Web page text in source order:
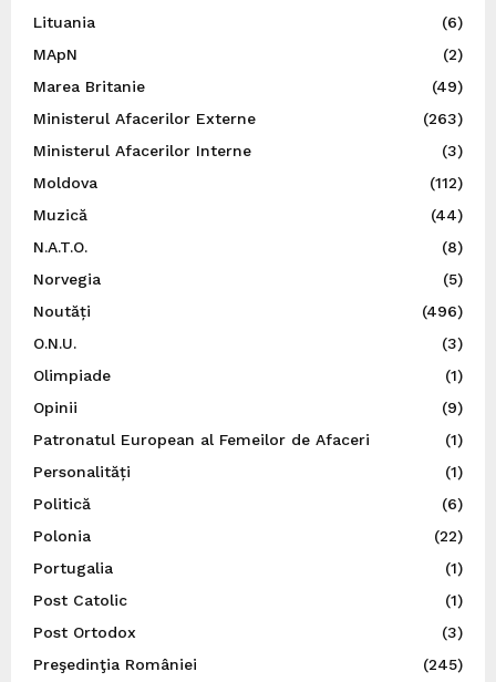
Lituania
(6)
MApN
(2)
Marea Britanie
(49)
Ministerul Afacerilor Externe
(263)
Ministerul Afacerilor Interne
(3)
Moldova
(112)
Muzică
(44)
N.A.T.O.
(8)
Norvegia
(5)
Noutăți
(496)
O.N.U.
(3)
Olimpiade
(1)
Opinii
(9)
Patronatul European al Femeilor de Afaceri
(1)
Personalități
(1)
Politică
(6)
Polonia
(22)
Portugalia
(1)
Post Catolic
(1)
Post Ortodox
(3)
Preşedinţia României
(245)